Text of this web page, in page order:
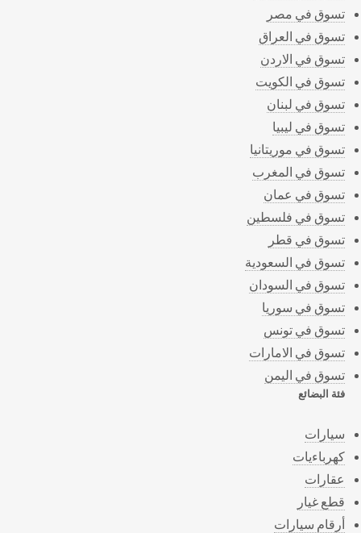
تسوق في مصر
تسوق في العراق
تسوق في الاردن
تسوق في الكويت
تسوق في لبنان
تسوق في ليبيا
تسوق في موريتانيا
تسوق في المغرب
تسوق في عمان
تسوق في فلسطين
تسوق في قطر
تسوق في السعودية
تسوق في السودان
تسوق في سوريا
تسوق في تونس
تسوق في الامارات
تسوق في اليمن
فئة البضائع
سيارات
كهرباءيات
عقارات
قطع غيار
أرقام سيارات